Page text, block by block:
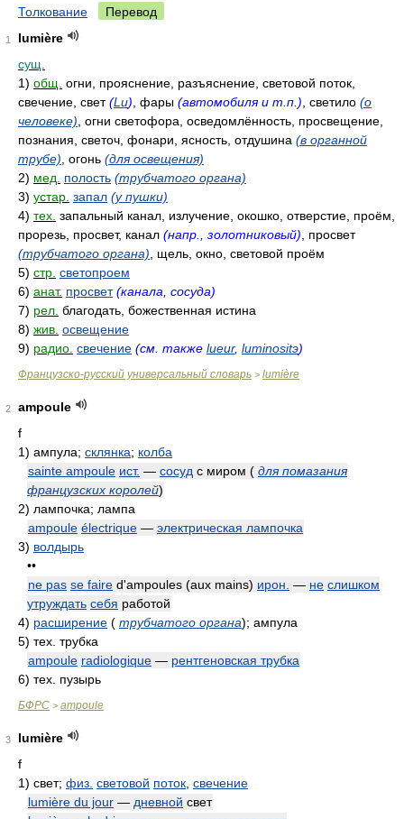
Толкование Перевод
1
lumière
сущ.
1) общ. огни, прояснение, разъяснение, световой поток,
свечение, свет(Lu) , фары (автомобиля и т.п.) , светило (о
человеке) , огни светофора, осведомлённость, просвещение,
познания, светоч, фонари, ясность, отдушина (в органной
трубе) , огонь (для освещения)
2) мед. полость (трубчатого органа)
3) устар. запал (у пушки)
4) тех. запальный канал, излучение, окошко, отверстие, проём,
прорезь, просвет, канал (напр., золотниковый) , просвет
(трубчатого органа) , щель, окно, световой проём
5) стр. светопроем
6) анат. просвет (канала, сосуда)
7) рел. благодать, божественная истина
8) жив. освещение
9) радио. свечение (см. также lueur, luminositэ)
Французско-русский универсальный словарь > lumière
2
ampoule
f
1) ампула; склянка; колба
sainte ampoule ист. — сосуд с миром ( для помазания
французских королей)
2) лампочка; лампа
ampoule électrique — электрическая лампочка
3) волдырь
••
ne pas se faire d'ampoules (aux mains) ирон. — не слишком
утруждать себя работой
4) расширение ( трубчатого органа); ампула
5) тех. трубка
ampoule radiologique — рентгеновская трубка
6) тех. пузырь
БФРС > ampoule
3
lumière
f
1) свет; физ. световой поток свечение
lumière du jour — дневной свет